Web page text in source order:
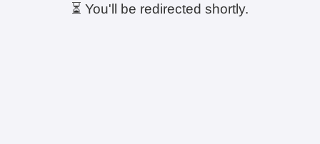
⏳ You'll be redirected shortly.